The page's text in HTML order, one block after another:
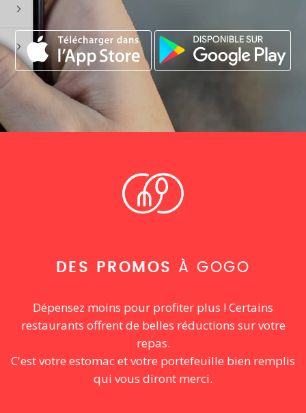
DES PROMOS À GOGO
Dépensez moins pour profiter plus ! Certains
restaurants offrent de belles réductions sur votre
repas.
C'est votre estomac et votre portefeuille bien remplis
qui vous diront merci.